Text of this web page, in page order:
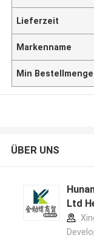
Lieferzeit
Markenname
Min Bestellmenge
ÜBER UNS
Ltd